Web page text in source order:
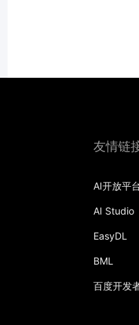
友情链
AI开放平
AI Studio
EasyDL
BML
百度开发